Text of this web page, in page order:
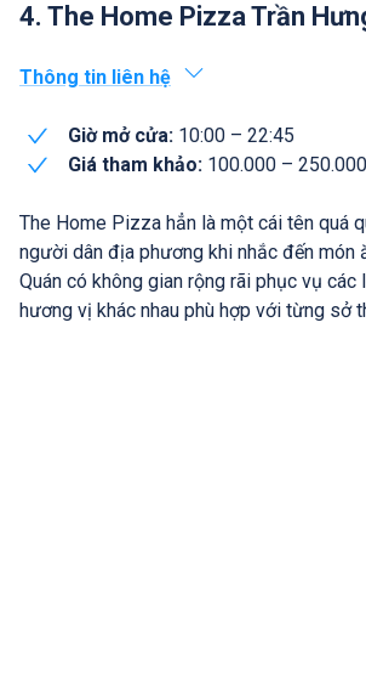
4. The Home Pizza Trần
Thông tin liên hệ
Giờ mở cửa: 10:00 – 22:45
Giá tham khảo: 100.000 –
The Home Pizza hẳn là một cái tên quá
người dân địa phương khi nhắc đến món
Quán có không gian rộng rãi phục vụ
hương vị khác nhau phù hợp với từng sở